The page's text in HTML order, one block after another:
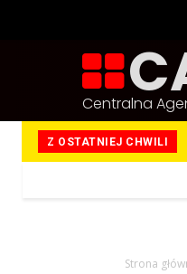
Centralna
Z OSTATNIEJ CHWILI
Strona